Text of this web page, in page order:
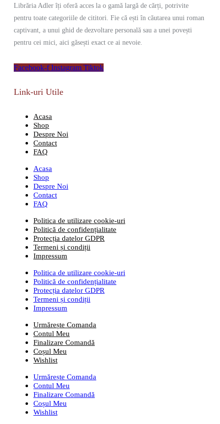
Librăria Adler îți oferă acces la o gamă largă de cărți, potrivite
pentru toate categoriile de cititori. Fie că ești în căutarea unui roman
captivant, a unui ghid de dezvoltare personală sau a unei povești
pentru cei mici, aici găsești exact ce ai nevoie.
Facebook-f Instagram Tiktok
Link-uri Utile
Acasa
Shop
Despre Noi
Contact
FAQ
Acasa
Shop
Despre Noi
Contact
FAQ
Politica de utilizare cookie-uri
Politică de confidențialitate
Protecția datelor GDPR
Termeni și condiții
Impressum
Politica de utilizare cookie-uri
Politică de confidențialitate
Protecția datelor GDPR
Termeni și condiții
Impressum
Urmărește Comanda
Contul Meu
Finalizare Comandă
Coșul Meu
Wishlist
Urmărește Comanda
Contul Meu
Finalizare Comandă
Coșul Meu
Wishlist